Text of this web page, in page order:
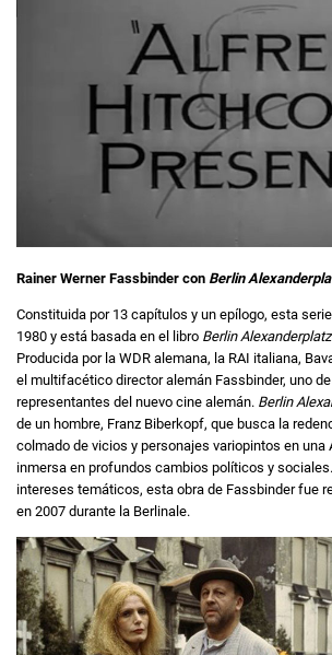
Rainer Werner Fassbinder con Berlin
Constituida por 13 capítulos y un epílogo, esta
1980 y está basada en el libro Berlin Alexanderplatz
Producida por la WDR alemana, la RAI italiana,
el multifacético director alemán Fassbinder, uno
representantes del nuevo cine alemán. Berlin
de un hombre, Franz Biberkopf, que busca la
colmado de vicios y personajes variopintos en una
inmersa en profundos cambios políticos y
intereses temáticos, esta obra de Fassbinder fue
en 2007 durante la Berlinale.